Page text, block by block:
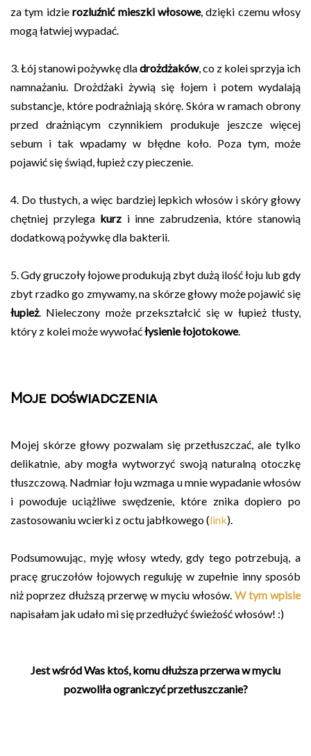
za tym idzierozluźnić mieszki włosowe, dzięki czemu włosy
mogą łatwiej wypadać.
3. Łój stanowi pożywkę dladrożdżaków, co z kolei sprzyja ich
namnażaniu. Drożdżaki żywią się łojem i potem wydalają
substancje, które podrażniają skórę. Skóra w ramach obrony
przed drażniącym czynnikiem produkuje jeszcze więcej
sebum i tak wpadamy w błędne koło. Poza tym, może
pojawić się świąd, łupież czy pieczenie.
4. Do tłustych, a więc bardziej lepkich włosów i skóry głowy
chętniej przylega kurz i inne zabrudzenia, które stanowią
dodatkową pożywkę dla bakterii.
5. Gdy gruczoły łojowe produkują zbyt dużą ilość łoju lub gdy
zbyt rzadko go zmywamy, na skórze głowy może pojawić się
łupież. Nieleczony może przekształcić się w łupież tłusty,
który z kolei może wywołaćłysienie łojotokowe.
Moje doświadczenia
Mojej skórze głowy pozwalam się przetłuszczać, ale tylko
delikatnie, aby mogła wytworzyć swoją naturalną otoczkę
tłuszczową. Nadmiar łoju wzmaga u mnie wypadanie włosów
i powoduje uciążliwe swędzenie, które znika dopiero po
zastosowaniu wcierki z octu jabłkowego (link).
Podsumowując, myję włosy wtedy, gdy tego potrzebują, a
pracę gruczołów łojowych reguluję w zupełnie inny sposób
niż poprzez dłuższą przerwę w myciu włosów. W tym wpisie
napisałam jak udało mi się przedłużyć świeżość włosów! :)
Jest wśród Was ktoś, komu dłuższa przerwa w myciu
pozwoliła ograniczyć przetłuszczanie?